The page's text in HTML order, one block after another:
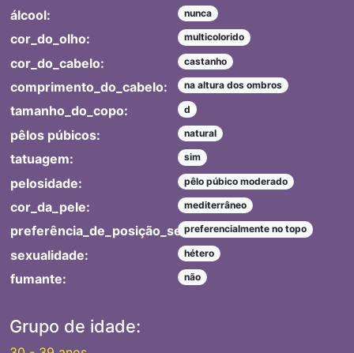
álcool: nunca
cor_do_olho: multicolorido
cor_do_cabelo: castanho
comprimento_do_cabelo: na altura dos ombros
tamanho_do_copo: d
pêlos púbicos: natural
tatuagem: sim
pelosidade: pêlo púbico moderado
cor_da_pele: mediterrâneo
preferência_de_posição_sexual:preferencialmente no topo
sexualidade: hétero
fumante: não
Grupo de idade: